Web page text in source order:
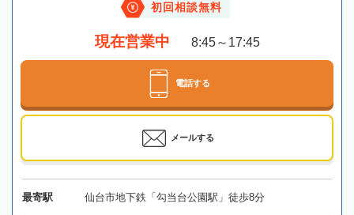
初回相談無料
現在営業中 8:45～17:45
電話する
メールする
最寄駅 仙台市地下鉄「勾当台公園駅」徒歩8分